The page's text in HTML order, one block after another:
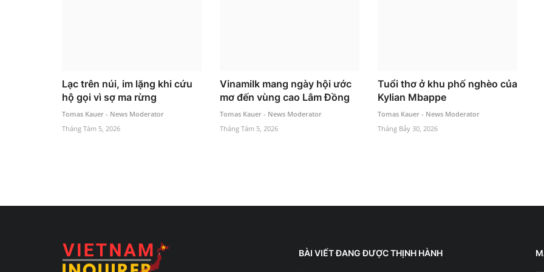
Lạc trên núi, im lặng khi cứu
hộ gọi vì sợ ma rừng
Tomas Kauer - News Moderator
Tháng Tám 5, 2026
Vinamilk mang ngày hội ước
mơ đến vùng cao Lâm Đồng
Tomas Kauer - News Moderator
Tháng Tám 5, 2026
Tuổi thơ ở khu phố nghèo của
Kylian Mbappe
Tomas Kauer - News Moderator
Tháng Bảy 30, 2026
BÀI VIẾT ĐANG ĐƯỢC THỊNH HÀNH